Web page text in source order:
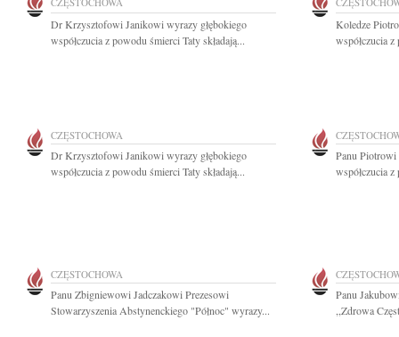
Dr Krzysztofowi Janikowi wyrazy głębokiego
współczucia z powodu śmierci Taty składają...
Koledze
współczucia
CZĘSTOCHOWA
Dr Krzysztofowi Janikowi wyrazy głębokiego
współczucia z powodu śmierci Taty składają...
Panu Piotrowi
współczucia
CZĘSTOCHOWA
Panu Zbigniewowi Jadczakowi Prezesowi
Stowarzyszenia Abstynenckiego "Północ" wyrazy...
Panu
,,Zdrowa